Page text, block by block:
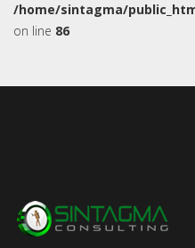
/home/sintagma/
on line 86